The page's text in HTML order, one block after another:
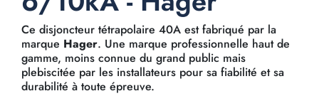
Ce disjoncteur tétrapolaire 40A est fabriqué par la
marque Hager. Une marque professionnelle haut de
gamme, moins connue du grand public mais
plebiscitée par les installateurs pour sa fiabilité et sa
durabilité à toute épreuve.